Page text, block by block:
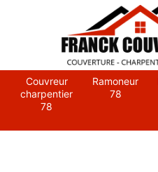
Couvreur
charpentier
78
Ramoneur
78